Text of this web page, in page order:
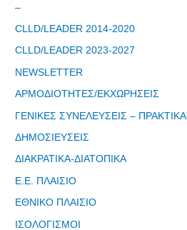
–
CLLD/LEADER 2014-2020
CLLD/LEADER 2023-2027
NEWSLETTER
ΑΡΜΟΔΙΟΤΗΤΕΣ/ΕΚΧΩΡΗΣΕΙΣ
ΓΕΝΙΚΕΣ ΣΥΝΕΛΕΥΣΕΙΣ – ΠΡΑΚΤΙΚΑ
ΔΗΜΟΣΙΕΥΣΕΙΣ
ΔΙΑΚΡΑΤΙΚΑ-ΔΙΑΤΟΠΙΚΑ
Ε.Ε. ΠΛΑΙΣΙΟ
ΕΘΝΙΚΟ ΠΛΑΙΣΙΟ
ΙΣΟΛΟΓΙΣΜΟΙ